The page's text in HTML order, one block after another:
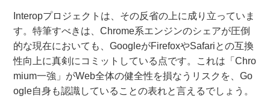
Interopプロジェクトは、その反省の上に成り立っていま
す。特筆すべきは、Chrome系エンジンのシェアが圧倒
的な現在においても、GoogleがFirefoxやSafariとの互換
性向上に真剣にコミットしている点です。これは「Chro
mium一強」がWeb全体の健全性を損なうリスクを、Go
ogle自身も認識していることの表れと言えるでしょう。